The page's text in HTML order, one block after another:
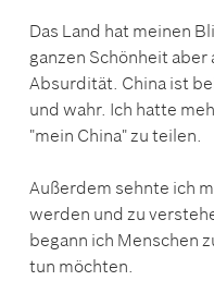
Das Land hat meinen
ganzen Schönheit aber
Absurdität. China ist
und wahr. Ich hatte
"mein China" zu teilen.
Außerdem sehnte ich
werden und zu
begann ich Menschen
tun möchten.